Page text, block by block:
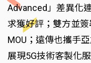
Advanced」差異化
求獲好評；雙方並
MOU；遠傳也攜手
展現5G技術客製化